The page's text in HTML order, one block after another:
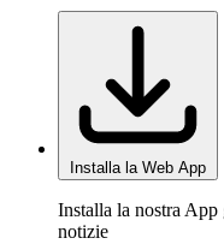
Installa la Web App
Installa la nostra App
notizie